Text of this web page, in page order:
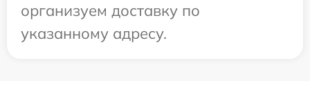
организуем доставку по
указанному адресу.